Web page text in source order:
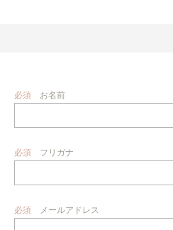
必須 お名前
必須 フリガナ
必須 メールアドレス